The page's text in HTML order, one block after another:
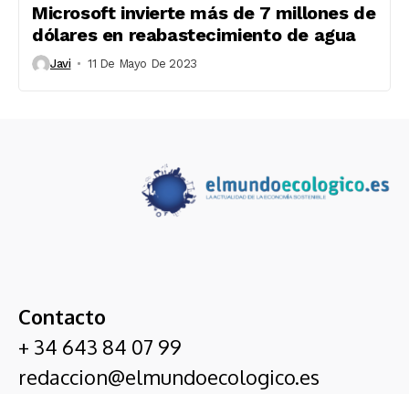
Microsoft invierte más de 7 millones de
dólares en reabastecimiento de agua
Javi 11 De Mayo De 2023
Contacto
+ 34 643 84 07 99
redaccion@elmundoecologico.es